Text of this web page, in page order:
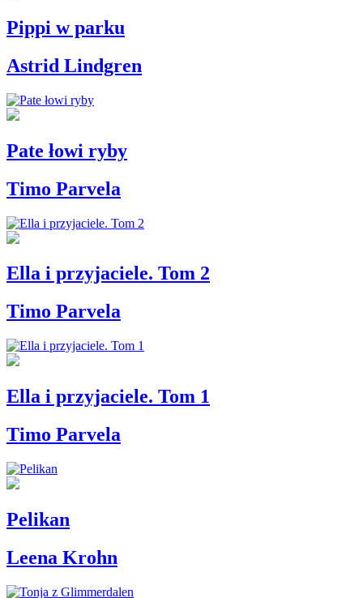
Pippi w parku
Astrid Lindgren
Pate łowi ryby
Timo Parvela
Ella i przyjaciele. Tom 2
Timo Parvela
Ella i przyjaciele. Tom 1
Timo Parvela
Pelikan
Leena Krohn